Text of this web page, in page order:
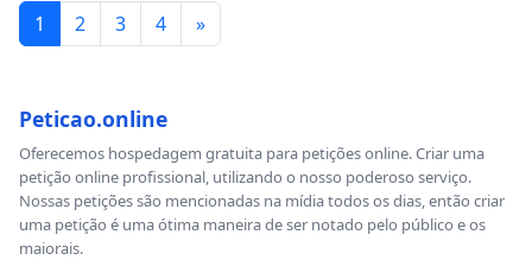
1 2 3 4 »
Peticao.online
Oferecemos hospedagem gratuita para petições online. Criar uma
petição online profissional, utilizando o nosso poderoso serviço.
Nossas petições são mencionadas na mídia todos os dias, então criar
uma petição é uma ótima maneira de ser notado pelo público e os
maiorais.